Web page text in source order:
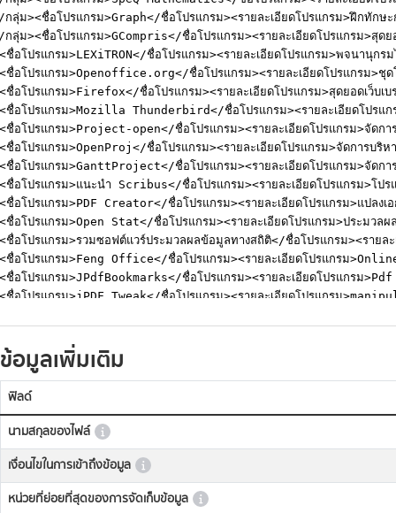
ข้อมูลเพิ่มเติม
ฟิลด์
นามสกุลของไฟล์
เงื่อนไขในการเข้าถึงข้อมูล
หน่วยที่ย่อยที่สุดของการจัดเก็บข้อมูล